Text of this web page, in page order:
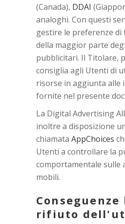
(Canada), DDAI
analoghi. Con questi
gestire le preferenze di
della maggior parte
pubblicitari. Il Titolare,
consiglia agli Utenti di
risorse in aggiunta alle
fornite nel presente
La Digital Advertising
inoltre a disposizione
chiamata AppChoices
Utenti a controllare la
comportamentale sulle
mobili.
rifiuto